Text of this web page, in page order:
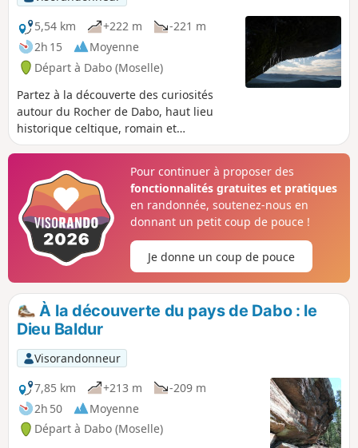
5,54 km
+222 m
-221 m
2h 15
Moyenne
Départ à Dabo (Moselle)
Partez à la découverte des curiosités
autour du Rocher de Dabo, haut lieu
historique celtique, romain et
moyenâgeux. Le Rocher de Dabo est un
haut de ses 664m, il offre un des
panoramas les plus grandioses des
Hautes Vosges Gréseuses allant de la
plaine de l'Alsace à l'Est, du massif
vosgien au Sud, au plateau lorrain au
Nord Est.
Pour continuer à proposer des
fonctionnalités gratuites et pratiques
en randonnée, soutenez-nous en
donnant un petit coup de pouce !
Je donne un coup de pouce
À la découverte du pays de Dabo : le
Dieu Baldur
Visorandonneur
7,85 km
+213 m
-209 m
2h 50
Moyenne
Départ à Dabo (Moselle)